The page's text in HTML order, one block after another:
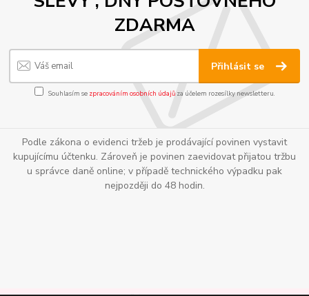
ZDARMA
Přihlásit se
Souhlasím se zpracováním osobních údajůza účelem rozesílky newsletteru.
Podle zákona o evidenci tržeb je prodávající povinen vystavit
kupujícímu účtenku. Zároveň je povinen zaevidovat přijatou tržbu
u správce daně online; v případě technického výpadku pak
nejpozději do 48 hodin.